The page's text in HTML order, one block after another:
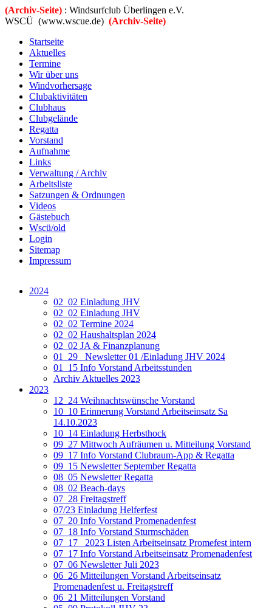
(Archiv-Seite) : Windsurfclub Überlingen e.V.
WSCÜ (www.wscue.de) (Archiv-Seite)
Startseite
Aktuelles
Termine
Wir über uns
Windvorhersage
Clubaktivitäten
Clubhaus
Clubgelände
Regatta
Vorstand
Aufnahme
Links
Verwaltung / Archiv
Arbeitsliste
Satzungen & Ordnungen
Videos
Gästebuch
Wscü/old
Login
Sitemap
Impressum
2024
02_02 Einladung JHV
02_02 Einladung JHV
02_02 Termine 2024
02_02 Haushaltsplan 2024
02_02 JA & Finanzplanung
01_29_ Newsletter 01 /Einladung JHV 2024
01_15 Info Vorstand Arbeitsstunden
Archiv Aktuelles 2023
2023
12_24 Weihnachtswünsche Vorstand
10_10 Erinnerung Vorstand Arbeitseinsatz Sa
14.10.2023
10_14 Einladung Herbsthock
09_27 Mittwoch Aufräumen u. Mitteilung Vorstand
09_17 Info Vorstand Clubraum-App & Regatta
09_15 Newsletter September Regatta
08_05 Newsletter Regatta
08_02 Beach-days
07_28 Freitagstreff
07/23 Einladung Helferfest
07_20 Info Vorstand Promenadenfest
07_18 Info Vorstand Sturmschäden
07_17 _2023 Listen Arbeitseinsatz Promefest intern
07_17 Info Vorstand Arbeitseinsatz Promenadenfest
07_06 Newsletter Juli 2023
06_26 Mitteilungen Vorstand Arbeitseinsatz
Promenadenfest u. Freitagstreff
06_21 Mitteilungen Vorstand